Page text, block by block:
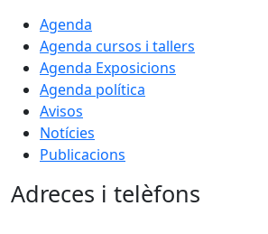
Agenda
Agenda cursos i tallers
Agenda Exposicions
Agenda política
Avisos
Notícies
Publicacions
Adreces i telèfons